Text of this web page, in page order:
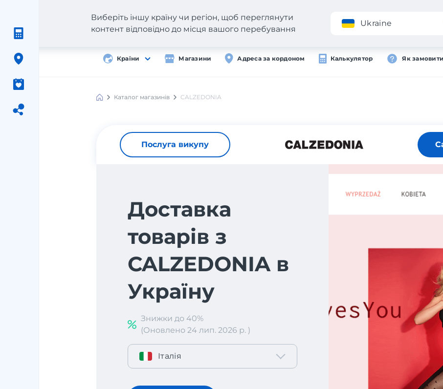
Додаток
Країни Магазини Адреса за кордоном Калькулятор Як замовити
Виберіть іншу країну чи регіон, щоб переглянути
контент відповідно до місця вашого перебування
Ukraine
Каталог магазинів CALZEDONIA
Послуга викупу
Доставка
товарів з
CALZEDONIA в
Україну
Знижки до 40%
(Оновлено 24 лип. 2026 р. )
Італія